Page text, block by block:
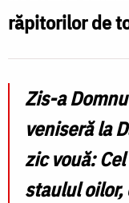
răpitorilor de
Zis-a
veniseră la
zic vouă:
staulul oilor,